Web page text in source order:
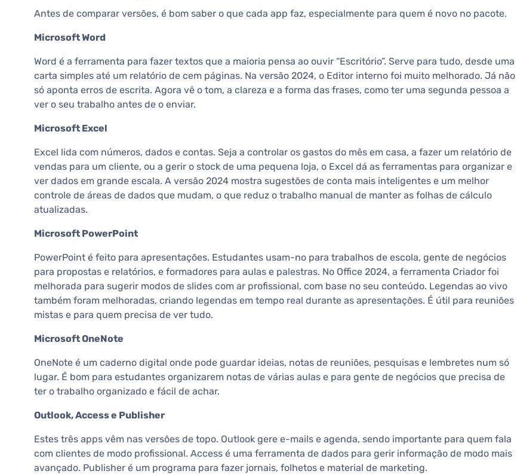
Antes de comparar versões, é bom saber o que cada app faz, especialmente para quem é novo no pacote.
Microsoft Word
Word é a ferramenta para fazer textos que a maioria pensa ao ouvir “Escritório”. Serve para tudo, desde uma
carta simples até um relatório de cem páginas. Na versão 2024, o Editor interno foi muito melhorado. Já não
só aponta erros de escrita. Agora vê o tom, a clareza e a forma das frases, como ter uma segunda pessoa a
ver o seu trabalho antes de o enviar.
Microsoft Excel
Excel lida com números, dados e contas. Seja a controlar os gastos do mês em casa, a fazer um relatório de
vendas para um cliente, ou a gerir o stock de uma pequena loja, o Excel dá as ferramentas para organizar e
ver dados em grande escala. A versão 2024 mostra sugestões de conta mais inteligentes e um melhor
controle de áreas de dados que mudam, o que reduz o trabalho manual de manter as folhas de cálculo
atualizadas.
Microsoft PowerPoint
PowerPoint é feito para apresentações. Estudantes usam-no para trabalhos de escola, gente de negócios
para propostas e relatórios, e formadores para aulas e palestras. No Office 2024, a ferramenta Criador foi
melhorada para sugerir modos de slides com ar profissional, com base no seu conteúdo. Legendas ao vivo
também foram melhoradas, criando legendas em tempo real durante as apresentações. É útil para reuniões
mistas e para quem precisa de ver tudo.
Microsoft OneNote
OneNote é um caderno digital onde pode guardar ideias, notas de reuniões, pesquisas e lembretes num só
lugar. É bom para estudantes organizarem notas de várias aulas e para gente de negócios que precisa de
ter o trabalho organizado e fácil de achar.
Outlook, Access e Publisher
Estes três apps vêm nas versões de topo. Outlook gere e-mails e agenda, sendo importante para quem fala
com clientes de modo profissional. Access é uma ferramenta de dados para gerir informação de modo mais
avançado. Publisher é um programa para fazer jornais, folhetos e material de marketing.